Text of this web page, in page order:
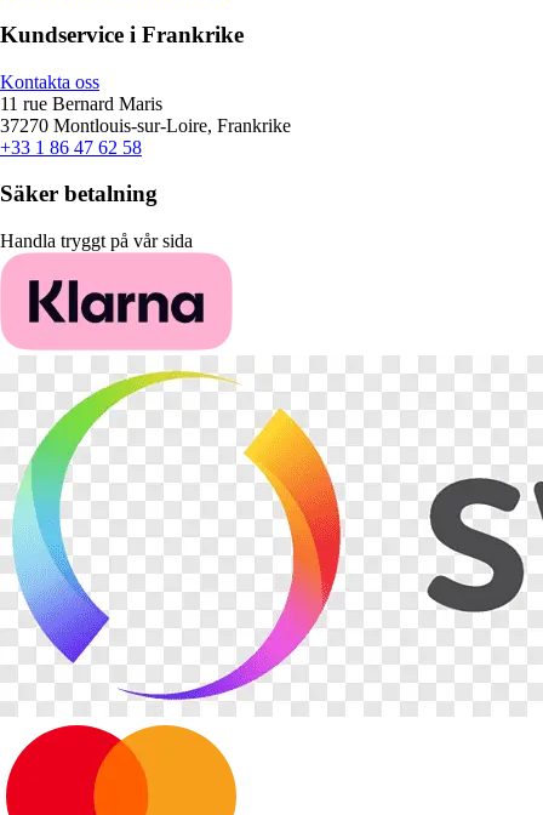
Kundservice i Frankrike
Kontakta oss
11 rue Bernard Maris
37270 Montlouis-sur-Loire, Frankrike
+33 1 86 47 62 58
Säker betalning
Handla tryggt på vår sida